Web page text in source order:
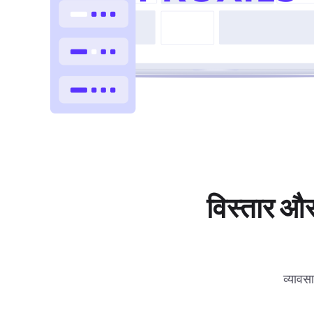
विस्तार